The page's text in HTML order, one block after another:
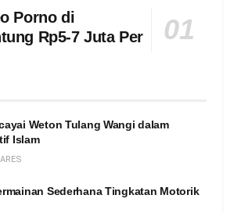
Porno di
Rp5-7 Juta Per
Weton Tulang Wangi dalam
Islam
Sederhana Tingkatan Motorik